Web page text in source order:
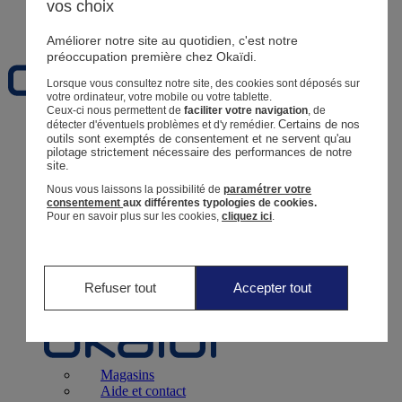
Naissance0 - 12 mois
Magasins
Retour
Bébé Fille3 mois - 5 ans
Magasins
Aide et contact
vos choix
Améliorer notre site au quotidien, c'est notre
préoccupation première chez Okaïdi.
Lorsque vous consultez notre site, des cookies sont déposés sur
votre ordinateur, votre mobile ou votre tablette.
Ceux-ci nous permettent defaciliter votre navigation , de
détecter d'éventuels problèmes et d'y remédier.Certains de nos
outils sont exemptés de consentement et ne servent qu'au
pilotage strictement nécessaire des performances de notre
site.
Nous vous laissons la possibilité deparamétrer votre
consentementaux différentes typologies de cookies.
Pour en savoir plus sur les cookies,cliquez ici
Refuser tout Accepter tout